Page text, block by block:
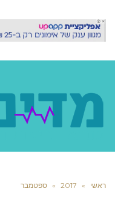
ראשי »
2017
» ספטמבר